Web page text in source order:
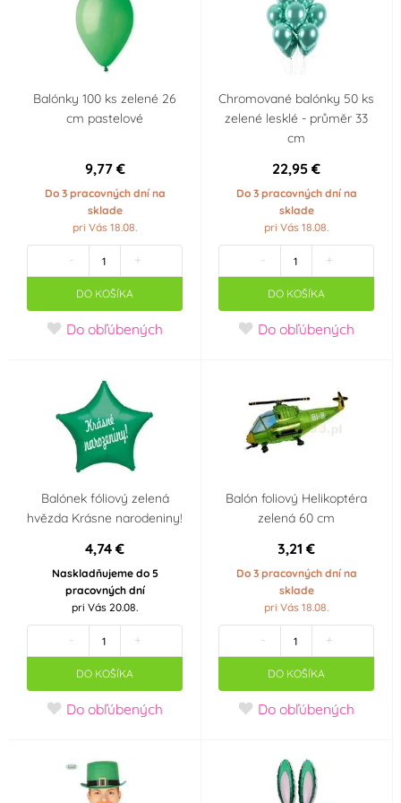
Balónky 100 ks zelené 26
cm pastelové
9,77 €
Do 3 pracovných dní na
sklade
pri Vás 18.08.
- +
DO KOŠÍKA
Do obľúbených
Chromované balónky 50 ks
zelené lesklé - průměr 33
cm
22,95 €
Do 3 pracovných dní na
sklade
pri Vás 18.08.
- +
DO KOŠÍKA
Do obľúbených
Balónek fóliový zelená
hvězda Krásne narodeniny!
4,74 €
Naskladňujeme do 5
pracovných dní
pri Vás 20.08.
- +
DO KOŠÍKA
Do obľúbených
Balón foliový Helikoptéra
zelená 60 cm
3,21 €
Do 3 pracovných dní na
sklade
pri Vás 18.08.
- +
DO KOŠÍKA
Do obľúbených